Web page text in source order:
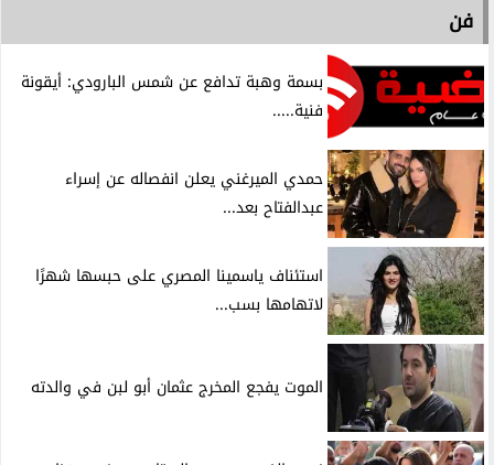
فن
بسمة وهبة تدافع عن شمس البارودي: أيقونة
فنية.....
حمدي الميرغني يعلن انفصاله عن إسراء
عبدالفتاح بعد...
استئناف ياسمينا المصري على حبسها شهرًا
لاتهامها بسب...
الموت يفجع المخرج عثمان أبو لبن في والدته